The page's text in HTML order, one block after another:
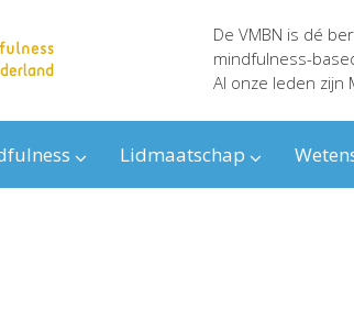
De VMBN is dé
mindfulness-
Al onze leden zijn
Lidmaatschap